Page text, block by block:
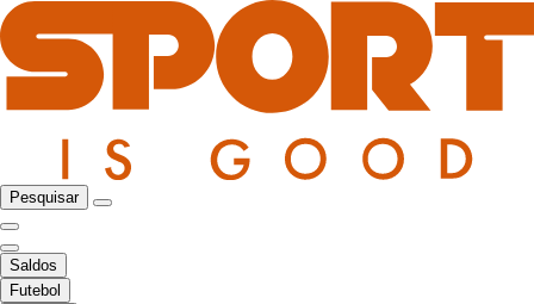
Pesquisar
Saldos
Futebol